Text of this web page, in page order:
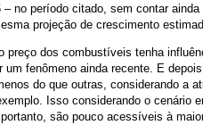
no período citado, sem contar
projeção de crescimento
preço dos combustíveis tenha
fenômeno ainda recente. E
do que outras, considerando a
Isso considerando o cenário
são pouco acessíveis à